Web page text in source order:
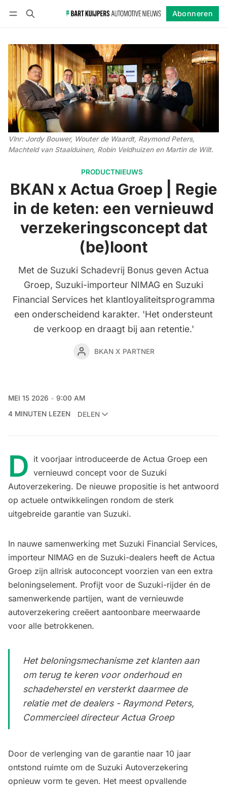
Abonneren
PRODUCTNIEUWS
BKAN x Actua Groep | Regie
in de keten: een vernieuwd
verzekeringsconcept dat
(be)loont
Met de Suzuki Schadevrij Bonus geven Actua
Groep, Suzuki-importeur NIMAG en Suzuki
Financial Services het klantloyaliteitsprogramma
een onderscheidend karakter. 'Het ondersteunt
de verkoop en draagt bij aan retentie.'
BKAN X PARTNER
Vlnr: Jordy Bouwer, Wouter de Waardt, Raymond Peters,
Machteld van Staalduinen, Robin Veldhuizen en Martin de Wilt.
MEI 15 2026
9:00 AM
4 MINUTEN LEZEN
DELEN
D it voorjaar introduceerde de Actua Groep een
vernieuwd concept voor de Suzuki
Autoverzekering. De nieuwe propositie is het antwoord
op actuele ontwikkelingen rondom de sterk
uitgebreide garantie van Suzuki.
In nauwe samenwerking met Suzuki Financial Services,
importeur NIMAG en de Suzuki-dealers heeft de Actua
Groep zijn allrisk autoconcept voorzien van een extra
beloningselement. Profijt voor de Suzuki-rijder én de
samenwerkende partijen, want de vernieuwde
autoverzekering creëert aantoonbare meerwaarde
voor alle betrokkenen.
Het beloningsmechanisme zet klanten aan
om terug te keren voor onderhoud en
schadeherstel en versterkt daarmee de
relatie met de dealers - Raymond Peters,
Commercieel directeur Actua Groep
Door de verlenging van de garantie naar 10 jaar
ontstond ruimte om de Suzuki Autoverzekering
opnieuw vorm te geven. Het meest opvallende